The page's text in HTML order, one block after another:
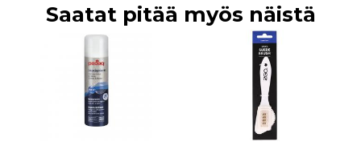
Saatat pitää myös näistä